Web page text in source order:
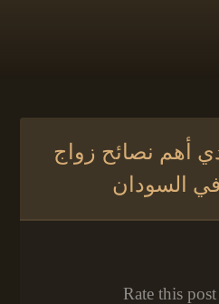
أهم نصائح زواج
في السودان
Rate this post